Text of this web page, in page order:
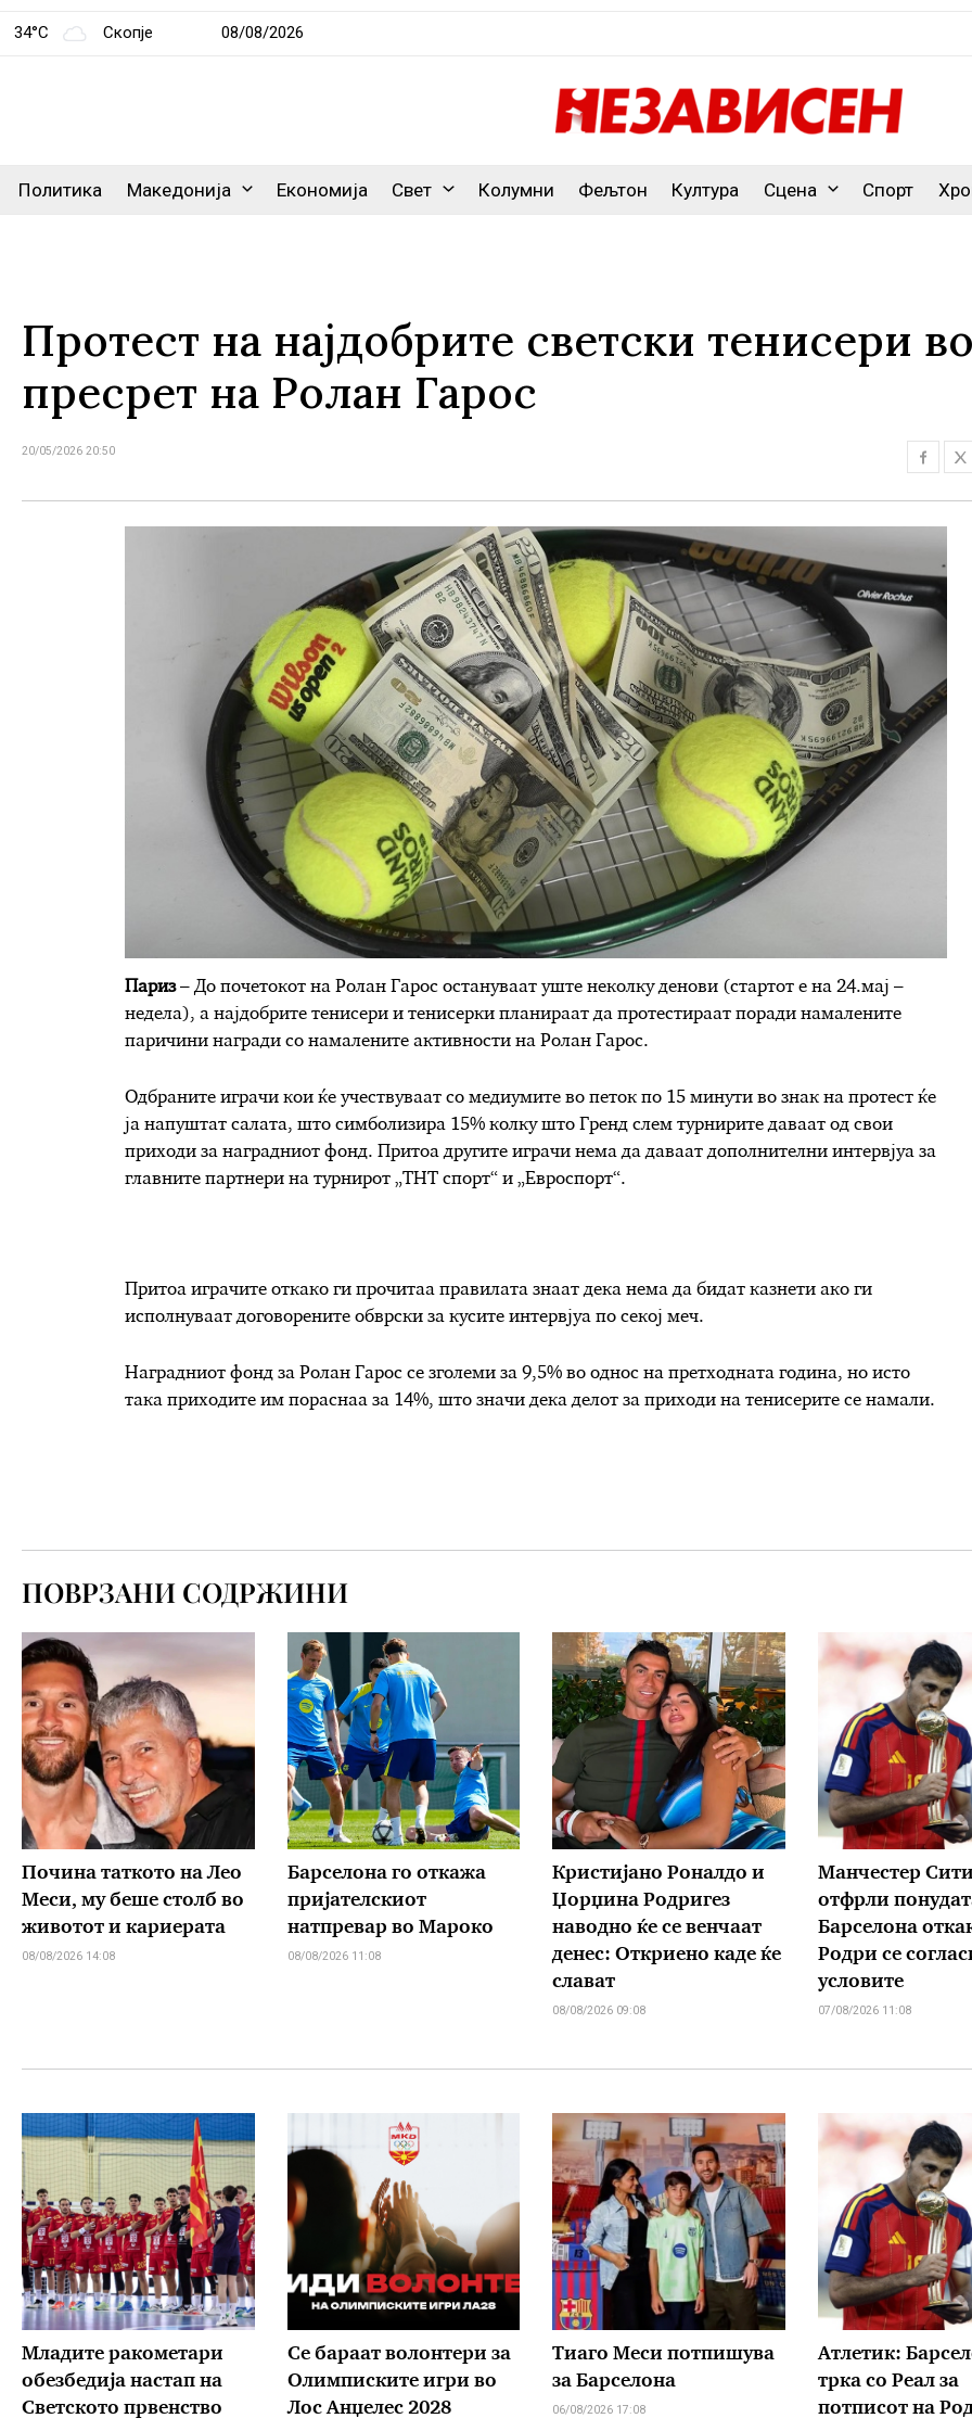
34°C Скопје 08/08/2026
Политика Македонија Економија Свет Колумни Фељтон Култура Сцена Спорт
Протест на најдобрите светски тенисери во
пресрет на Ролан Гарос
20/05/2026 20:50
Париз– До почетокот на Ролан Гарос остануваат уште неколку денови (стартот е на 24.мај –
недела), а најдобрите тенисери и тенисерки планираат да протестираат поради намалените
пaричини награди со намалените активности на Ролан Гарос.
Одбраните играчи кои ќе учествуваат со медиумите во петок по 15 минути во знак на протест ќе
ја напуштат салата, што симболизира 15% колку што Гренд слем турнирите даваат од свои
приходи за наградниот фонд. Притоа другите играчи нема да даваат дополнителни интервјуа за
главните партнери на турнирот „ТНТ спорт“ и „Евроспорт“.
Притоа играчите откако ги прочитаа правилата знаат дека нема да бидат казнети ако ги
исполнуваат договорените обврски за кусите интервјуа по секој меч.
Наградниот фонд за Ролан Гарос се зголеми за 9,5% во однос на претходната година, но исто
така приходите им пораснаа за 14%, што значи дека делот за приходи на тенисерите се намали.
ПОВРЗАНИ СОДРЖИНИ
Почина таткото на Лео
Меси, му беше столб во
животот и кариерата
08/08/2026 14:08
Барселона го откажа
пријателскиот
натпревар во Мароко
08/08/2026 11:08
Кристијано Роналдо и
Џорџина Родригез
наводно ќе се венчаат
денес: Откриено каде ќе
слават
08/08/2026 09:08
Манчестер Сити
отфрли
Барселона
Родри се
условите
07/08/2026 11:08
Младите ракометари
обезбедија настап на
Светското првенство
Се бараат волонтери за
Олимписките игри во
Лос Анџелес 2028
Тиаго Меси потпишува
за Барселона
06/08/2026 17:08
Атлетик:
трка со Реал за
потписот на